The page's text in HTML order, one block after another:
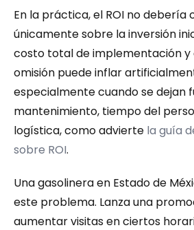
En la práctica, el ROI no debería
únicamente sobre la inversión
costo total de implementación y
omisión puede inflar
especialmente cuando se dejan
mantenimiento, tiempo del
logística, como advierte la guía
sobre ROI.
Una gasolinera en Estado de
este problema. Lanza una
aumentar visitas en ciertos